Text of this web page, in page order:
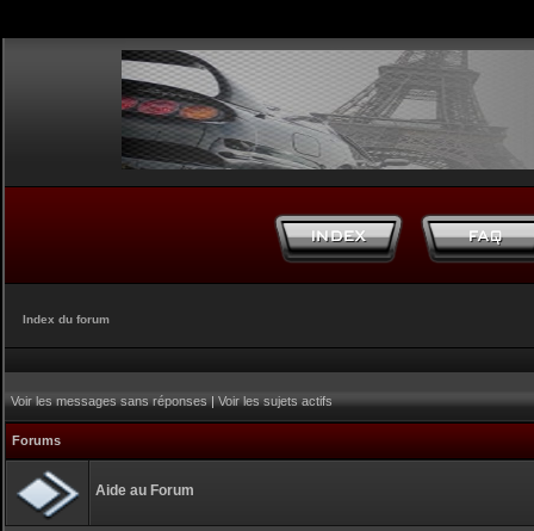
Index du forum
Voir les messages sans réponses|Voir les sujets actifs
Forums
Aide au Forum